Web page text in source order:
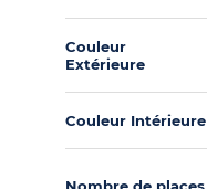
Couleur
Extérieure
Couleur Intérieure